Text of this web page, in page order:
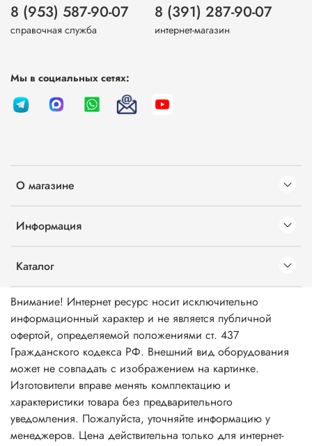
О магазине
Информация
Каталог
8 (953) 587-90-07
справочная служба
8 (391) 287-90-07
интернет-магазин
Мы в социальных сетях:
Внимание! Интернет ресурс носит исключительно
информационный характер и не является публичной
офертой, определяемой положениями ст. 437
Гражданского кодекса РФ. Внешний вид оборудования
может не совпадать с изображением на картинке.
Изготовители вправе менять комплектацию и
характеристики товара без предварительного
уведомления. Пожалуйста, уточняйте информацию у
менеджеров. Цена действительна только для интернет-